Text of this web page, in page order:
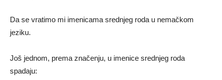
Da se vratimo mi imenicama srednjeg roda u nemačkom
jeziku.
Još jednom, prema značenju, u imenice srednjeg roda
spadaju: